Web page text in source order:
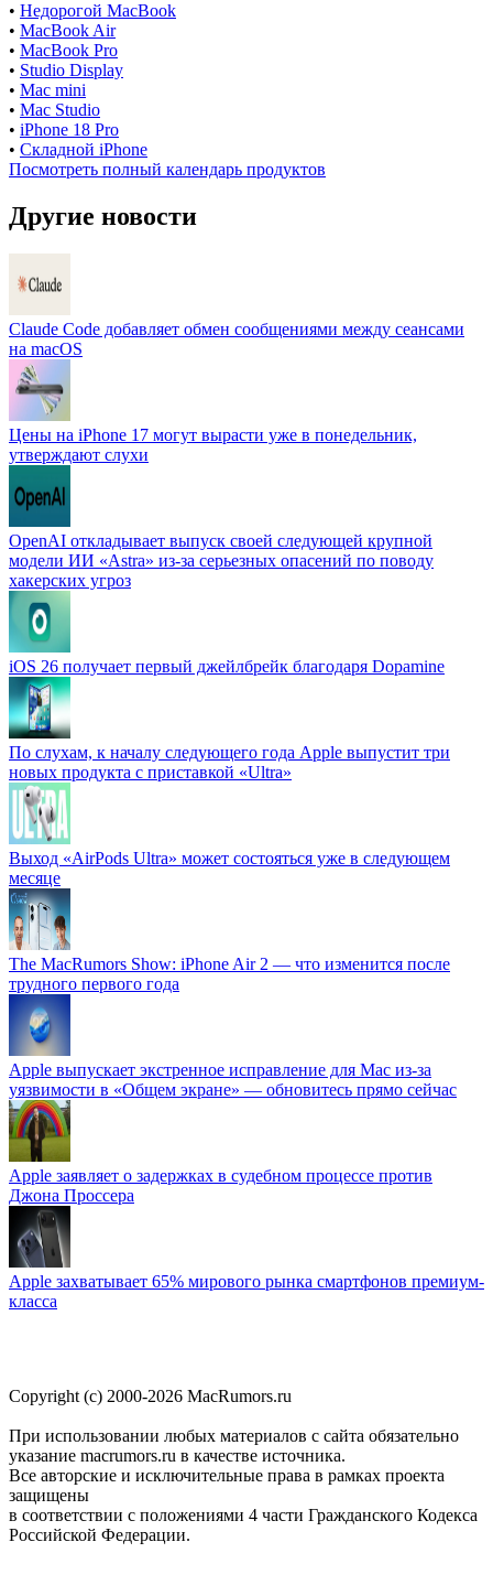
• Недорогой MacBook
• MacBook Air
• MacBook Pro
• Studio Display
• Mac mini
• Mac Studio
• iPhone 18 Pro
• Складной iPhone
Посмотреть полный календарь продуктов
Другие новости
Claude Code добавляет обмен сообщениями между сеансами
на macOS
Цены на iPhone 17 могут вырасти уже в понедельник,
утверждают слухи
OpenAI откладывает выпуск своей следующей крупной
модели ИИ «Astra» из-за серьезных опасений по поводу
хакерских угроз
iOS 26 получает первый джейлбрейк благодаря Dopamine
По слухам, к началу следующего года Apple выпустит три
новых продукта с приставкой «Ultra»
Выход «AirPods Ultra» может состояться уже в следующем
месяце
The MacRumors Show: iPhone Air 2 — что изменится после
трудного первого года
Apple выпускает экстренное исправление для Mac из-за
уязвимости в «Общем экране» — обновитесь прямо сейчас
Apple заявляет о задержках в судебном процессе против
Джона Проссера
Apple захватывает 65% мирового рынка смартфонов премиум-
класса
Copyright (c) 2000-2026 MacRumors.ru
При использовании любых материалов с сайта обязательно
указание macrumors.ru в качестве источника.
Все авторские и исключительные права в рамках проекта
защищены
в соответствии с положениями 4 части Гражданского Кодекса
Российской Федерации.